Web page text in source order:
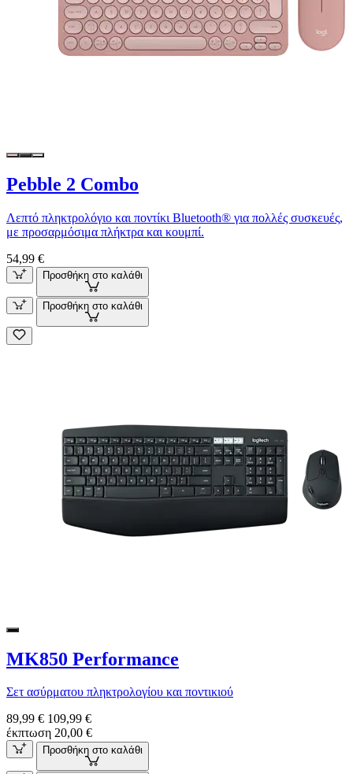
Pebble 2 Combo
Λεπτό πληκτρολόγιο και ποντίκι Bluetooth® για πολλές συσκευές,
με προσαρμόσιμα πλήκτρα και κουμπί.
54,99 €
Προσθήκη στο καλάθι
Προσθήκη στο καλάθι
MK850 Performance
Σετ ασύρματου πληκτρολογίου και ποντικιού
89,99 € 109,99 €
έκπτωση 20,00 €
Προσθήκη στο καλάθι